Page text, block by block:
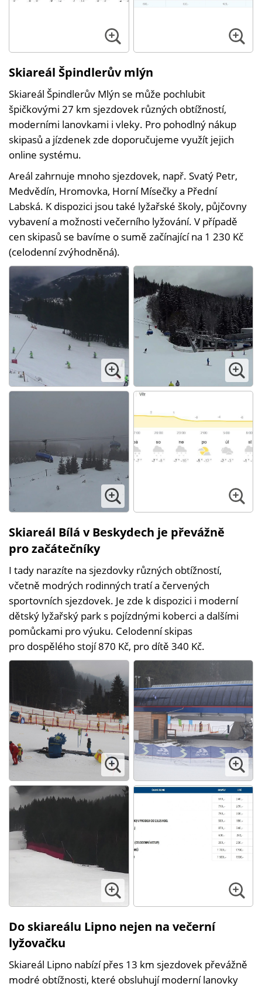
Skiareál Špindlerův mlýn
Skiareál Špindlerův Mlýn se může pochlubit
špičkovými 27 km sjezdovek různých obtížností,
moderními lanovkami i vleky. Pro pohodlný nákup
skipasů a jízdenek zde doporučujeme využít jejich
online systému.
Areál zahrnuje mnoho sjezdovek, např. Svatý Petr,
Medvědín, Hromovka, Horní Mísečky a Přední
Labská. K dispozici jsou také lyžařské školy, půjčovny
vybavení a možnosti večerního lyžování. V případě
cen skipasů se bavíme o sumě začínající na 1 230 Kč
(celodenní zvýhodněná).
Skiareál Bílá v Beskydech je převážně
pro začátečníky
I tady narazíte na sjezdovky různých obtížností,
včetně modrých rodinných tratí a červených
sportovních sjezdovek. Je zde k dispozici i moderní
dětský lyžařský park s pojízdnými koberci a dalšími
pomůckami pro výuku. Celodenní skipas
pro dospělého stojí 870 Kč, pro dítě 340 Kč.
Do skiareálu Lipno nejen na večerní
lyžovačku
Skiareál Lipno nabízí přes 13 km sjezdovek převážně
modré obtížnosti, které obsluhují moderní lanovky